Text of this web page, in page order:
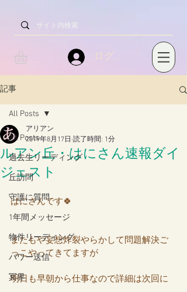
ログイン
記事
All Posts
過去生リーディング
丘訪問
守護に質問
1年間メッセージ
物件リーディング
パワー送信
冥界
All Posts
ルアン丘・はにさん速報ダイ
ジェスト
アリアン
2019年8月17日 読了時間: 1分
はにさんです🍀
またもや妄想炸裂やらかして問題解決ご
っこやってきてますが
明日も早朝から仕事なので詳細は次回に